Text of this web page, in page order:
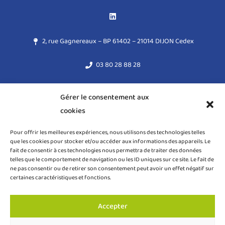
Gérer le consentement aux
cookies
Pour offrir les meilleures expériences, nous utilisons des technologies telles
que les cookies pour stocker et/ou accéder aux informations des appareils. Le
fait de consentir à ces technologies nous permettra de traiter des données
telles que le comportement de navigation ou les ID uniques sur ce site. Le fait de
ne pas consentir ou de retirer son consentement peut avoir un effet négatif sur
certaines caractéristiques et fonctions.
Accepter
2, rue Gagnereaux – BP 61402 – 21014 DIJON Cedex
03 80 28 88 28
Règlement général sur la protection des données (RGPD)
Politique de cookies (UE)
COPYRIGHT ACODEGE © 2024 – TOUS DROITS RÉSERVÉS